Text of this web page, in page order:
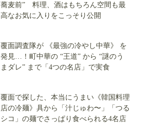
蕎麦前” 料理、酒はもちろん空間も最
高なお気に入りをこっそり公開
覆面調査隊が 《最強の冷やし中華》 を
発見…！町中華の “王道” から “謎のう
まダレ” まで「4つの名店」で実食
覆面で探した、本当にうまい《韓国料理
店の冷麺》具から「汁じゅわ〜」「つる
シコ」の麺でさっぱり食べられる4名店